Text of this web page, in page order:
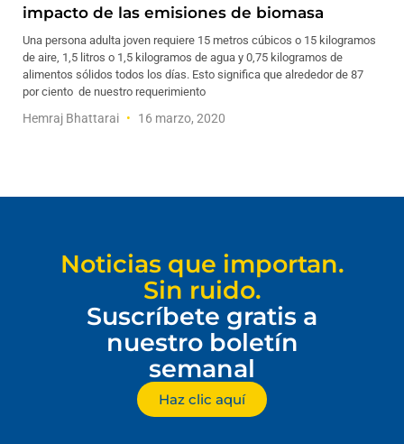
impacto de las emisiones de biomasa
Una persona adulta joven requiere 15 metros cúbicos o 15 kilogramos
de aire, 1,5 litros o 1,5 kilogramos de agua y 0,75 kilogramos de
alimentos sólidos todos los días. Esto significa que alrededor de 87
por ciento de nuestro requerimiento
Hemraj Bhattarai 16 marzo, 2020
Noticias que importan.
Sin ruido.
Suscríbete gratis a
nuestro boletín
semanal
Haz clic aquí